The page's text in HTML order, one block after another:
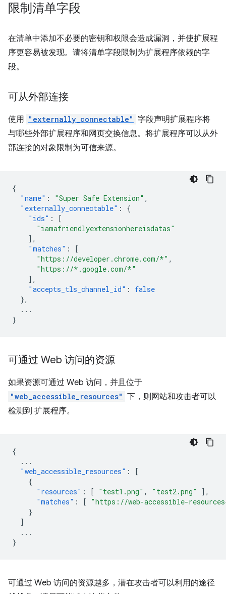
限制清单字段
在清单中添加不必要的密钥和权限会造成漏洞，并使扩展程
序更容易被发现。请将清单字段限制为扩展程序依赖的字
段。
可从外部连接
使用 "externally_connectable" 字段声明扩展程序将
与哪些外部扩展程序和网页交换信息。将扩展程序可以从外
部连接的对象限制为可信来源。
{
"name" : "Super Safe Extension" ,
"externally_connectable" :
{
"ids" :
[
"iamafriendlyextensionhereisdatas"
],
"matches" :
[
"https://developer.chrome.com/*" ,
"https://*.google.com/*"
],
"accepts_tls_channel_id" :
false
},
...
}
可通过 Web 访问的资源
如果资源可通过 Web 访问，并且位于
"web_accessible_resources" 下，则网站和攻击者可以
检测到 扩展程序。
{
...
"web_accessible_resources" :
[
{
"resources" : [ "test1.png" , "test2.png"
],
"matches" : [
"https://web-accessible-
}
]
...
}
可通过 Web 访问的资源越多，潜在攻击者可以利用的途径